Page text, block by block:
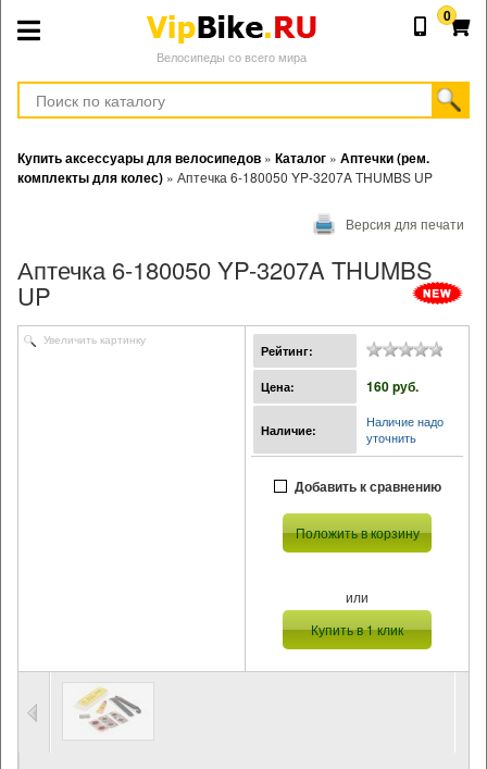
Велосипеды со всего мира
0
Купить аксессуары для велосипедов » Каталог » Аптечки (рем.
комплекты для колес) » Аптечка 6-180050 YP-3207A THUMBS UP
Версия для печати
Аптечка 6-180050 YP-3207A THUMBS
UP
Увеличить картинку
Рейтинг:
Цена: 160 pуб.
Наличие:
Наличие надо
уточнить
Добавить к сравнению
Положить в корзину
или
Купить в 1 клик